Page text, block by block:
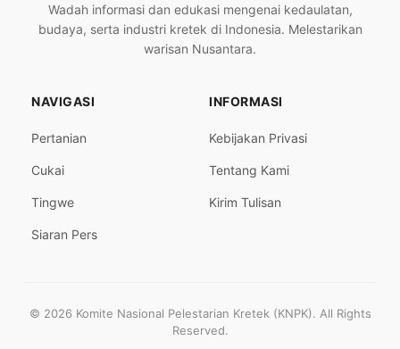
Wadah informasi dan edukasi mengenai kedaulatan,
budaya, serta industri kretek di Indonesia. Melestarikan
warisan Nusantara.
NAVIGASI
Pertanian
Cukai
Tingwe
Siaran Pers
INFORMASI
Kebijakan Privasi
Tentang Kami
Kirim Tulisan
© 2026 Komite Nasional Pelestarian Kretek (KNPK). All Rights
Reserved.